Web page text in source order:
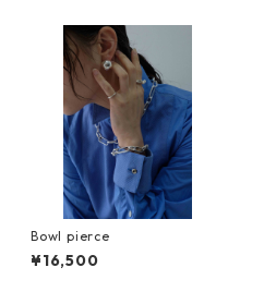
Bowl pierce
¥16,500